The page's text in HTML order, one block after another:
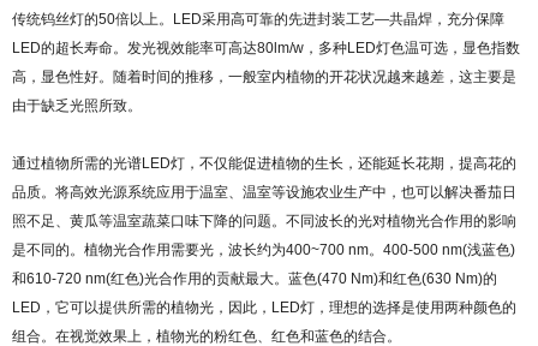
传统钨丝灯的50倍以上。LED采用高可靠的先进封装工艺—共晶焊，充分保障
LED的超长寿命。发光视效能率可高达80lm/w，多种LED灯色温可选，显色指数
高，显色性好。随着时间的推移，一般室内植物的开花状况越来越差，这主要是
由于缺乏光照所致。
通过植物所需的光谱LED灯，不仅能促进植物的生长，还能延长花期，提高花的
品质。将高效光源系统应用于温室、温室等设施农业生产中，也可以解决番茄日
照不足、黄瓜等温室蔬菜口味下降的问题。不同波长的光对植物光合作用的影响
是不同的。植物光合作用需要光，波长约为400~700 nm。400-500 nm(浅蓝色)
和610-720 nm(红色)光合作用的贡献最大。蓝色(470 Nm)和红色(630 Nm)的
LED，它可以提供所需的植物光，因此，LED灯，理想的选择是使用两种颜色的
组合。在视觉效果上，植物光的粉红色、红色和蓝色的结合。